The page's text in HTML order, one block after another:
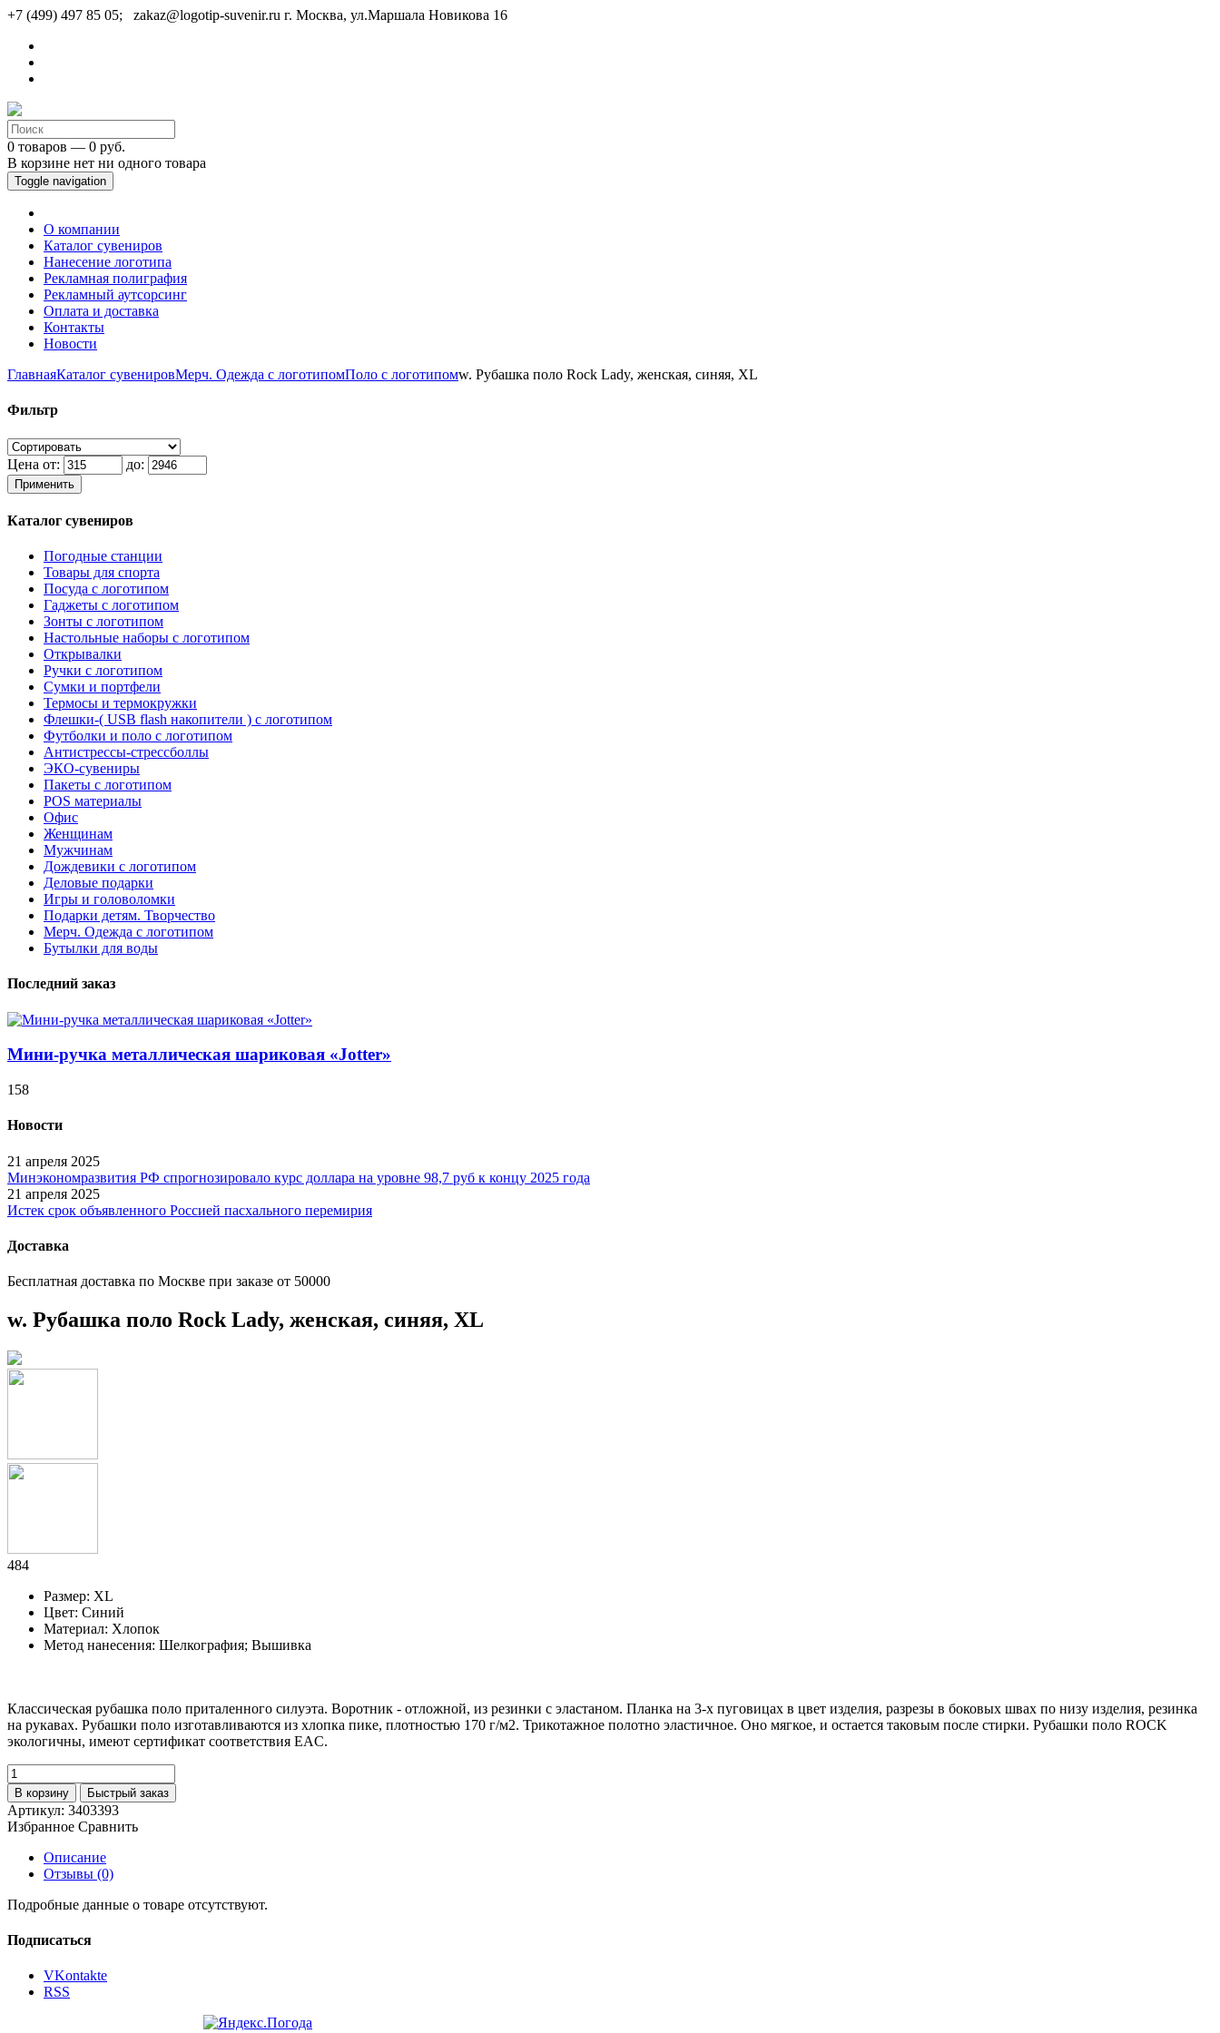
+7 (499) 497 85 05; zakaz@logotip-suvenir.ru г. Москва, ул.Маршала Новикова 16
0 товаров — 0 руб.
В корзине нет ни одного товара
Toggle navigation
О компании
Каталог сувениров
Нанесение логотипа
Рекламная полиграфия
Рекламный аутсорсинг
Оплата и доставка
Контакты
Новости
ГлавнаяКаталог сувенировМерч. Одежда с логотипомПоло с логотипомw. Рубашка поло Rock Lady, женская, синяя, XL
Фильтр
Цена от: до:
Применить
Каталог сувениров
Погодные станции
Товары для спорта
Посуда с логотипом
Гаджеты с логотипом
Зонты с логотипом
Настольные наборы с логотипом
Открывалки
Ручки с логотипом
Сумки и портфели
Термосы и термокружки
Флешки-( USB flash накопители ) с логотипом
Футболки и поло с логотипом
Антистрессы-стрессболлы
ЭКО-сувениры
Пакеты с логотипом
POS материалы
Офис
Женщинам
Мужчинам
Дождевики с логотипом
Деловые подарки
Игры и головоломки
Подарки детям. Творчество
Мерч. Одежда с логотипом
Бутылки для воды
Последний заказ
Мини-ручка металлическая шариковая «Jotter»
158
Новости
21 апреля 2025
Минэкономразвития РФ спрогнозировало курс доллара на уровне 98,7 руб к концу 2025 года
21 апреля 2025
Истек срок объявленного Россией пасхального перемирия
Доставка
Бесплатная доставка по Москве при заказе от 50000
w. Рубашка поло Rock Lady, женская, синяя, XL
484
Размер: XL
Цвет: Синий
Материал: Хлопок
Метод нанесения: Шелкография; Вышивка
Классическая рубашка поло приталенного силуэта. Воротник - отложной, из резинки с эластаном. Планка на 3-х пуговицах в цвет изделия, разрезы в боковых швах по низу изделия, резинка
на рукавах. Рубашки поло изготавливаются из хлопка пике, плотностью 170 г/м2. Трикотажное полотно эластичное. Оно мягкое, и остается таковым после стирки. Рубашки поло ROCK
экологичны, имеют сертификат соответствия EAC.
В корзину Быстрый заказ
Артикул: 3403393
Избранное Сравнить
Описание
Отзывы (0)
Подробные данные о товаре отсутствуют.
Подписаться
VKontakte
RSS